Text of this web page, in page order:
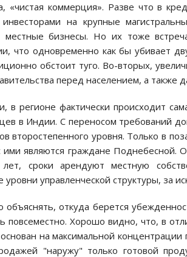
«чистая коммерция». Разве что в
на крупные
местные бизнесы. Но их тоже
что одновременно как бы убивает
обстоит туго. Во-вторых,
перед населением, а также
в регионе фактически происходит
в Индии. С переносом требований
второстепенного уровня. Только в
ими являются граждане Поднебесной.
сроки арендуют местную
уровни управленческой структуры, за
откуда берется
повсеместно. Хорошо видно, что, в
на максимальной
"наружу" только готовой